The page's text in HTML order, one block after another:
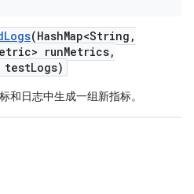
Logs(HashMap<String ,
runMetrics,
testLogs)
和日志中生成一组新指标。